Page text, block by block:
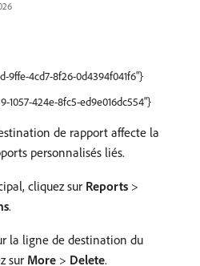
9ffe-4cd7-8f26-0d4394f041f6"}
1057-424e-8fc5-ed9e016dc554"}
de rapport affecte la
personnalisés liés.
cliquez sur Reports >
.
la ligne de destination du
sur More > Delete.